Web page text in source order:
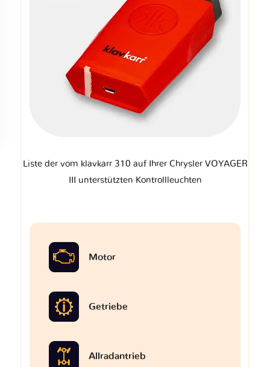
Liste der vom klavkarr 310 auf Ihrer Chrysler VOYAGER
III unterstützten Kontrollleuchten
Motor
Getriebe
Allradantrieb